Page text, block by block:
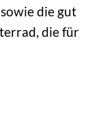
die gut
die für